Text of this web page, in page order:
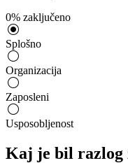
0% zaključeno
Splošno
Organizacija
Zaposleni
Usposobljenost
Kaj je bil razlog